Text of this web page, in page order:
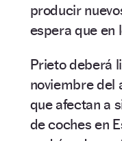
producir
espera que en
Prieto deberá
noviembre del
que afectan a
de coches en